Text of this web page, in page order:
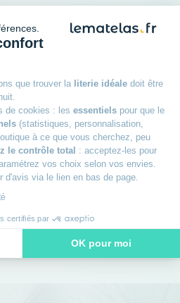
que trouver la literie idéale doit être
de cookies : les essentiels pour que le
(statistiques, personnalisation,
à ce que vous cherchez, peu
le contrôle total : acceptez-les pour
vos choix selon vos envies.
d'avis via le lien en bas de page.
certifiés par
OK pour moi
d'avis +
49€ +
ou en point relais
écoute +